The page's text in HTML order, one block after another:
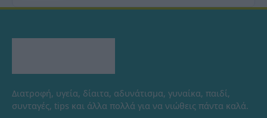
Διατροφή, υγεία, δίαιτα, αδυνάτισμα, γυναίκα, παιδί,
συνταγές, tips και άλλα πολλά για να νιώθεις πάντα καλά.